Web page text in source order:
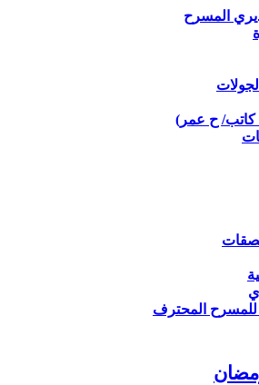
المسرح
كاتب/ ح عمر)
للمسرح المحترف